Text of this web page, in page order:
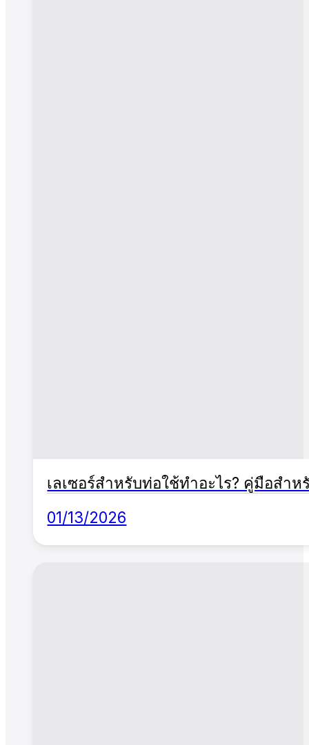
เลเซอร์สำหรับท่อใช้ทำอะไร? คู่มือสำ
01/13/2026